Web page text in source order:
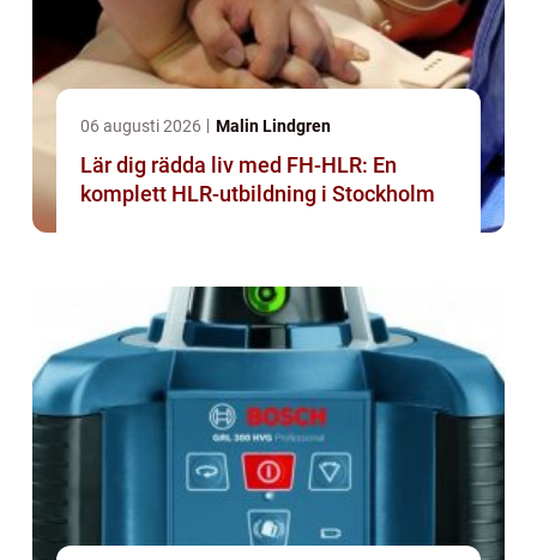
06 augusti 2026 Malin Lindgren
Lär dig rädda liv med FH-HLR: En
komplett HLR-utbildning i Stockholm